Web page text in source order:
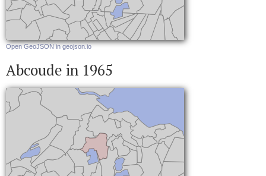
Open GeoJSON in geojson.io
Abcoude in 1965